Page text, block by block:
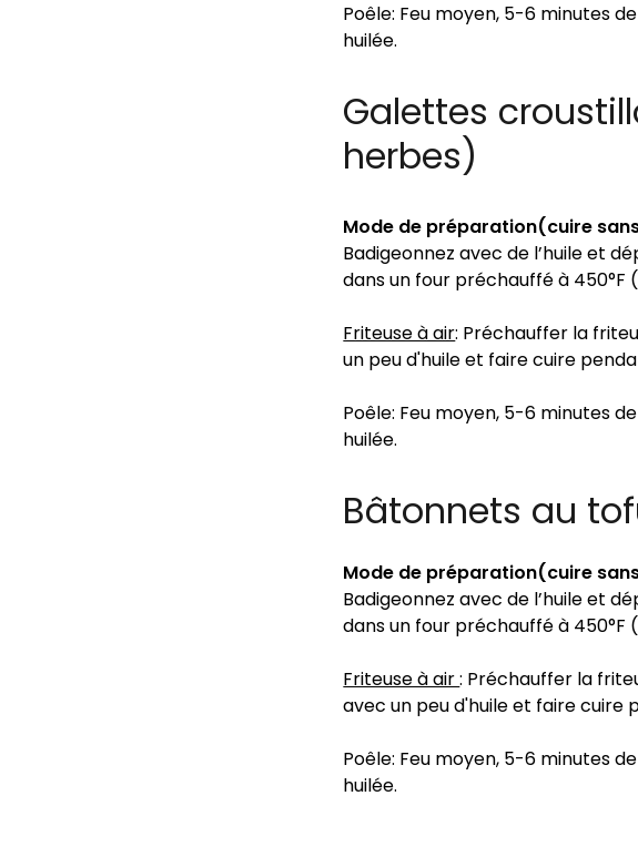
Poêle: Feu moyen, 5-6 minutes
huilée.
Galettes
herbes)
Mode de préparation(cuire
Badigeonnez avec de l’huile et
dans un four préchauffé à 450°F
Friteuse à air: Préchauffer la
un peu d'huile et faire cuire
Poêle: Feu moyen, 5-6 minutes
huilée.
Bâtonnets au
Mode de préparation(cuire
Badigeonnez avec de l’huile et
dans un four préchauffé à 450°F
Friteuse à air: Préchauffer la
avec un peu d'huile et faire cuire
Poêle: Feu moyen, 5-6 minutes
huilée.